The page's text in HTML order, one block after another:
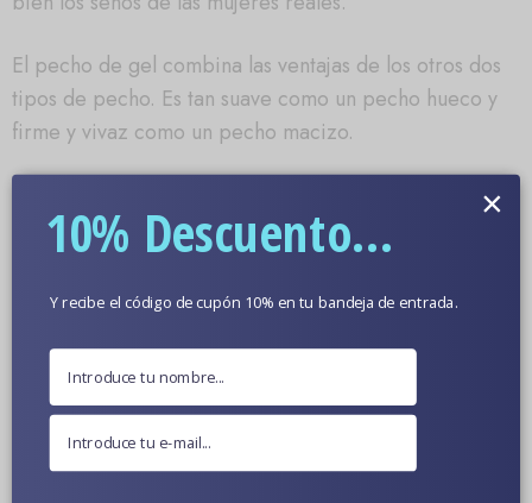
El pecho de gel combina las ventajas de los otros dos
tipos de pecho. Es tan suave como un pecho hueco y
firme y vivaz como un pecho macizo.
realismo extremo. A menudo, los senos de gel son una
opción de mejora que ofrece el fabricante por un
cargo adicional. Por lo tanto, si tienes un presupuesto
opción puede no ser para ti.
Ventajas:Muy suave, realista, vivo y fuerte.
10% Descuento...
Y recibe el código de cupón 10% en tu bandeja de entrada.
×